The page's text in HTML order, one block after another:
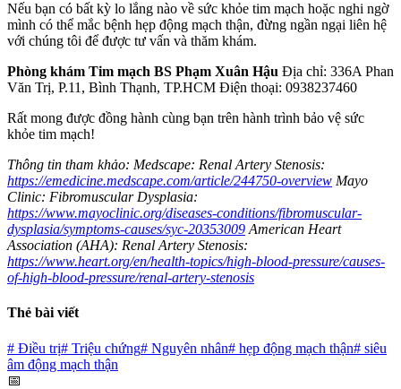
Nếu bạn có bất kỳ lo lắng nào về sức khỏe tim mạch hoặc nghi ngờ
mình có thể mắc bệnh hẹp động mạch thận, đừng ngần ngại liên hệ
với chúng tôi để được tư vấn và thăm khám.
Phòng khám Tim mạch BS Phạm Xuân Hậu Địa chỉ: 336A Phan
Văn Trị, P.11, Bình Thạnh, TP.HCM Điện thoại: 0938237460
Rất mong được đồng hành cùng bạn trên hành trình bảo vệ sức
khỏe tim mạch!
Thông tin tham khảo: Medscape: Renal Artery Stenosis:
https://emedicine.medscape.com/article/244750-overview Mayo
Clinic: Fibromuscular Dysplasia:
https://www.mayoclinic.org/diseases-conditions/fibromuscular-
dysplasia/symptoms-causes/syc-20353009 American Heart
Association (AHA): Renal Artery Stenosis:
https://www.heart.org/en/health-topics/high-blood-pressure/causes-
of-high-blood-pressure/renal-artery-stenosis
Thẻ bài viết
# Điều trị# Triệu chứng# Nguyên nhân# hẹp động mạch thận# siêu
âm động mạch thận
📅